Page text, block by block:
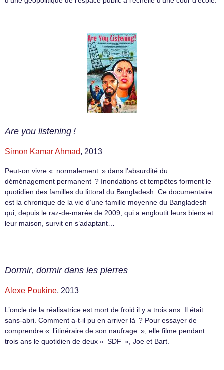
Are you listening !
Simon Kamar Ahmad, 2013
Peut-on vivre « normalement » dans l’absurdité du
déménagement permanent ? Inondations et tempêtes forment le
quotidien des familles du littoral du Bangladesh. Ce documentaire
est la chronique de la vie d’une famille moyenne du Bangladesh
qui, depuis le raz-de-marée de 2009, qui a engloutit leurs biens et
leur maison, survit en s’adaptant…
Dormir, dormir dans les pierres
Alexe Poukine, 2013
L’oncle de la réalisatrice est mort de froid il y a trois ans. Il était
sans-abri. Comment a-t-il pu en arriver là ? Pour essayer de
comprendre « l’itinéraire de son naufrage », elle filme pendant
trois ans le quotidien de deux « SDF », Joe et Bart.